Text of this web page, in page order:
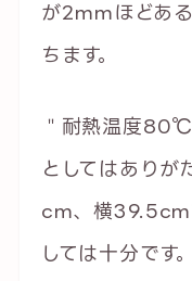
が2mmほどあ
ちます。
＂耐熱温度
としてはありが
cm、横39.5cm
しては十分です。